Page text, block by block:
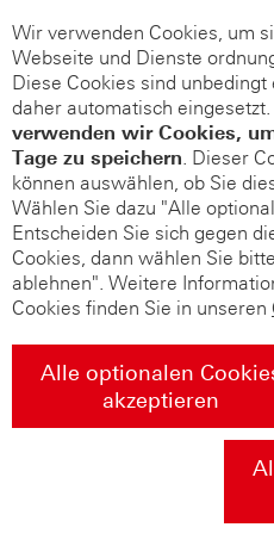
Wir verwenden Cookies, um
Webseite und Dienste
Diese Cookies sind
daher automatisch eingesetzt.
verwenden wir Cookies,
Tage zu speichern. Dieser
können auswählen, ob Sie
Wählen Sie dazu "Alle
Entscheiden Sie sich gegen
Cookies, dann wählen Sie
ablehnen". Weitere
Cookies finden Sie in unseren
Alle optionalen
akzeptieren